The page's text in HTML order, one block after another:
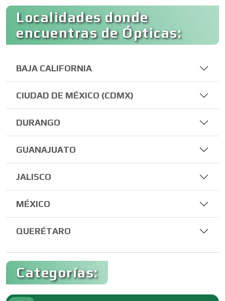
Localidades donde
encuentras de Ópticas:
BAJA CALIFORNIA
CIUDAD DE MÉXICO (CDMX)
DURANGO
GUANAJUATO
JALISCO
MÉXICO
QUERÉTARO
Categorías: